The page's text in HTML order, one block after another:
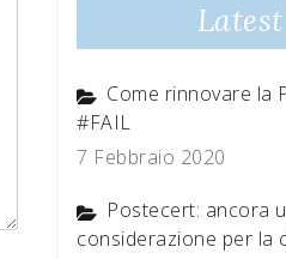
Come rinnovare la
#FAIL
7 Febbraio 2020
Postecert: ancora
considerazione per la